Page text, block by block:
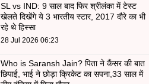
SL vs IND: 9 साल बाद फिर श्रीलंका में टेस्ट
खेलते दिखेंगे ये 3 भारतीय स्टार, 2017 दौरे का भी
रहे थे हिस्सा
28 Jul 2026 06:23
Who is Saransh Jain? पिता ने कैंसर की बात
छिपाई, भाई ने छोड़ा क्रिकेट का सपना,33 साल में